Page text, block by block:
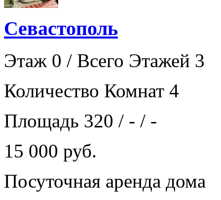
Севастополь
Этаж 0 / Всего Этажей 3
Количество Комнат 4
Площадь 320 / - / -
15 000 руб.
Посуточная аренда дома